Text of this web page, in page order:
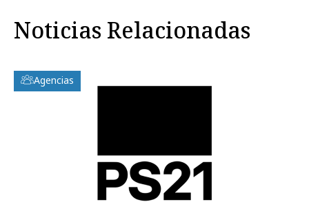
Noticias Relacionadas
Agencias